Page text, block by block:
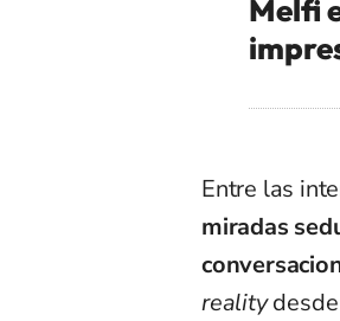
Melfi
Entre las
miradas
reality